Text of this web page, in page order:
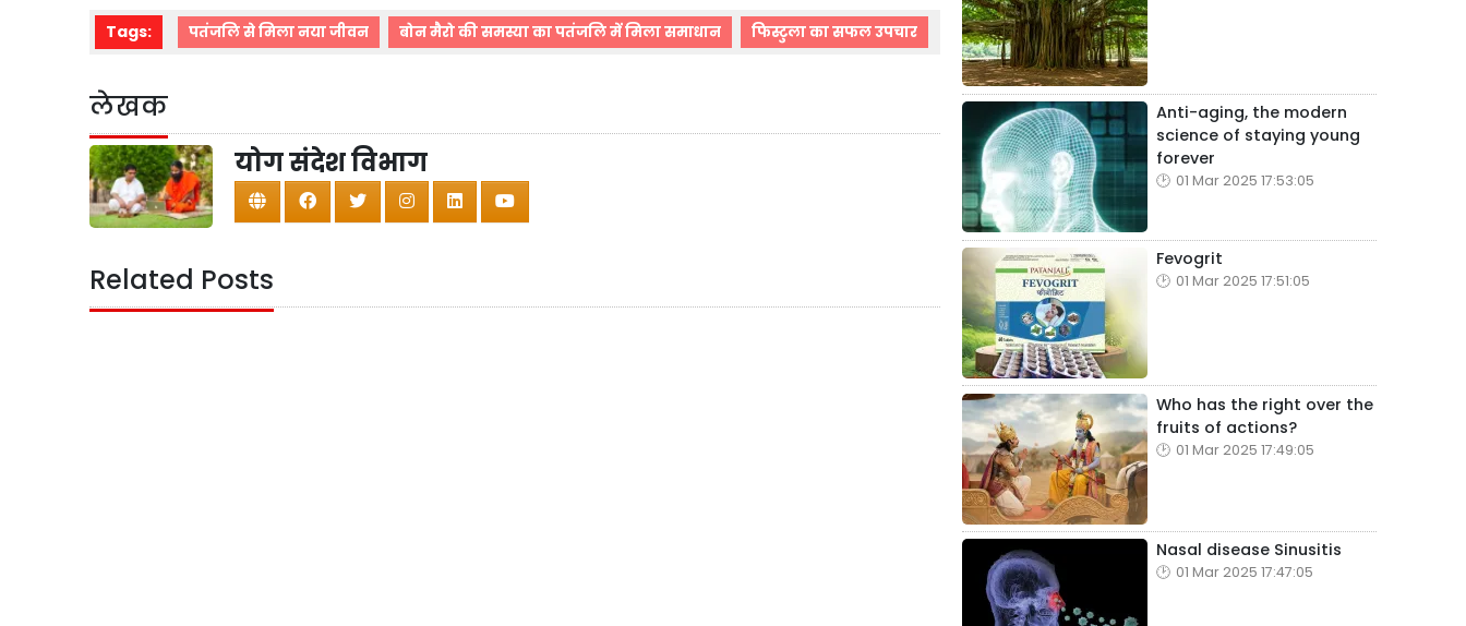
Tags: पतंजलि से मिला नया जीवन बोन मैरो की समस्या का पतंजलि में मिला समाधान फिस्टुला का सफल उपचार
लेखक
योग संदेश विभाग
Related Posts
Anti-aging, the modern
science of staying young
forever
01 Mar 2025 17:53:05
Fevogrit
01 Mar 2025 17:51:05
Who has the right over the
fruits of actions?
01 Mar 2025 17:49:05
Nasal disease Sinusitis
01 Mar 2025 17:47:05